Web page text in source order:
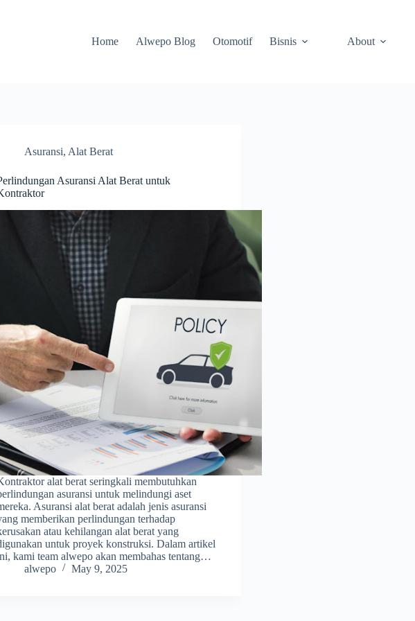
Home
Alwepo Blog Otomotif Bisnis About
Asuransi, Alat Berat
Asuransi Alat Berat untuk
alat berat seringkali membutuhkan
asuransi untuk melindungi aset
Asuransi alat berat adalah jenis asuransi
memberikan perlindungan terhadap
atau kehilangan alat berat yang
untuk proyek konstruksi. Dalam artikel
kami team alwepo akan membahas tentang…
alwepo
May 9, 2025